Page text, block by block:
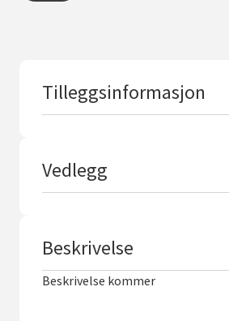
Tilleggsinformasjon
Vedlegg
Beskrivelse
Beskrivelse kommer